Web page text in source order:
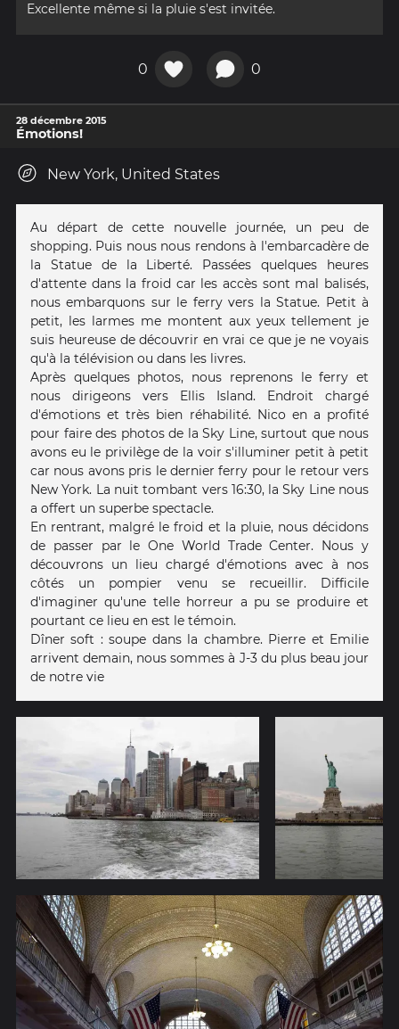
Excellente même si la pluie s'est invitée.
0 0
28 décembre 2015
Émotions!
New York, United States
Au départ de cette nouvelle journée, un peu de
shopping. Puis nous nous rendons à l'embarcadère de
la Statue de la Liberté. Passées quelques heures
d'attente dans la froid car les accès sont mal balisés,
nous embarquons sur le ferry vers la Statue. Petit à
petit, les larmes me montent aux yeux tellement je
suis heureuse de découvrir en vrai ce que je ne voyais
qu'à la télévision ou dans les livres.
Après quelques photos, nous reprenons le ferry et
nous dirigeons vers Ellis Island. Endroit chargé
d'émotions et très bien réhabilité. Nico en a profité
pour faire des photos de la Sky Line, surtout que nous
avons eu le privilège de la voir s'illuminer petit à petit
car nous avons pris le dernier ferry pour le retour vers
New York. La nuit tombant vers 16:30, la Sky Line nous
a offert un superbe spectacle.
En rentrant, malgré le froid et la pluie, nous décidons
de passer par le One World Trade Center. Nous y
découvrons un lieu chargé d'émotions avec à nos
côtés un pompier venu se recueillir. Difficile
d'imaginer qu'une telle horreur a pu se produire et
pourtant ce lieu en est le témoin.
Dîner soft : soupe dans la chambre. Pierre et Emilie
arrivent demain, nous sommes à J-3 du plus beau jour
de notre vie